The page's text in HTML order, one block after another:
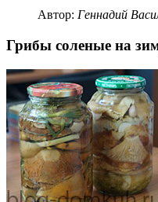
Автор: Геннадий
Грибы соленые на